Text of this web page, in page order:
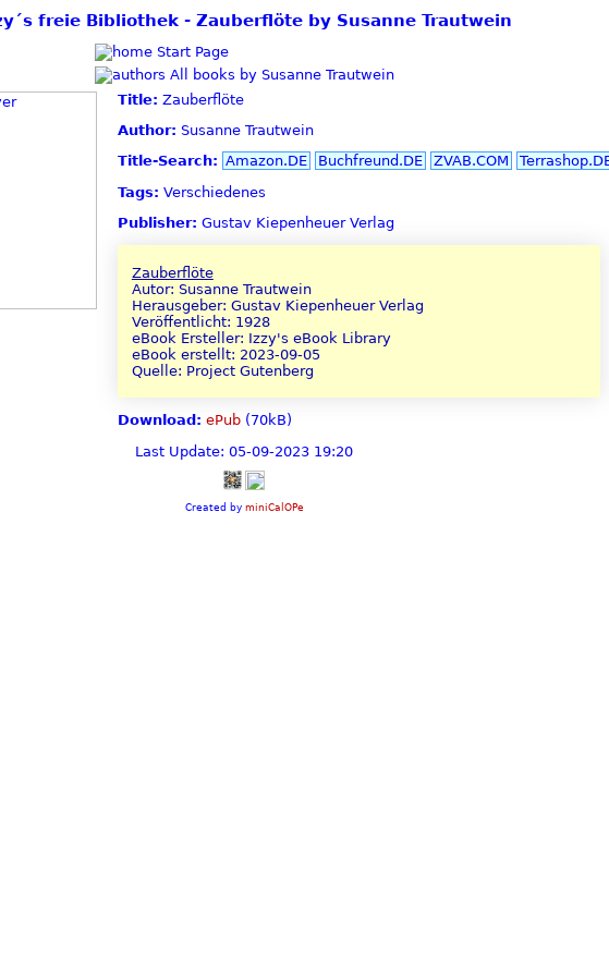
freie Bibliothek - Zauberflöte by Susanne Trautwein
Start Page
All books by Susanne Trautwein
Title: Zauberflöte
Author: Susanne Trautwein
Title-Search: Amazon.DE Buchfreund.DE ZVAB.COM
Tags: Verschiedenes
Publisher: Gustav Kiepenheuer Verlag
Zauberflöte
Autor: Susanne Trautwein
Herausgeber: Gustav Kiepenheuer Verlag
Veröffentlicht: 1928
eBook Ersteller: Izzy's eBook Library
eBook erstellt: 2023-09-05
Quelle: Project Gutenberg
Download: ePub(70kB)
Last Update: 05-09-2023 19:20
Created by miniCalOPe